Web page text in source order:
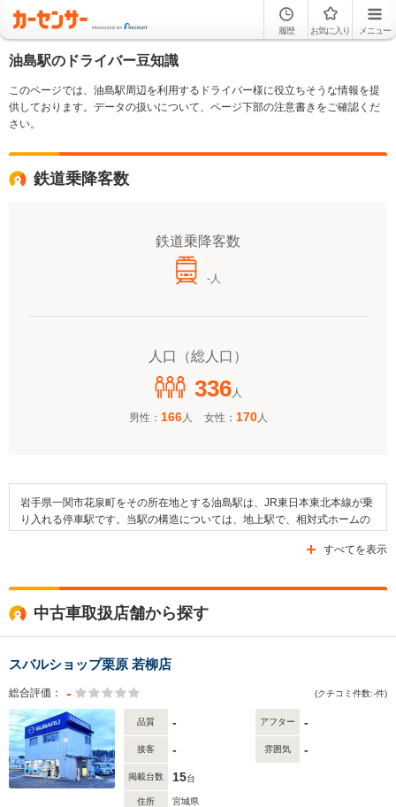
履歴 お気に入り メニュー
油島駅のドライバー豆知識
このページでは、油島駅周辺を利用するドライバー様に役立ちそうな情報を提
供しております。データの扱いについて、ページ下部の注意書きをご確認くだ
さい。
鉄道乗降客数
鉄道乗降客数
-人
人口（総人口）
336人
男性： 166人 女性： 170人
岩手県一関市花泉町をその所在地とする油島駅は、JR東日本東北本線が乗
り入れる停車駅です。当駅の構造については、地上駅で、相対式ホームの
舎側が一ノ関方面で、その反対側が小牛田（こごた）・塩釜方面となって
は、県道183号線や国道342号線（一関街道）といった道路が通っていま
す。田畑が駅の近隣に広がっており、一関市立わくつこども園や一関市立
油島小学校といった施設があります。
すべてを表示
中古車取扱店舗から探す
スバルショップ栗原 若柳店
総合評価： - (クチコミ件数:-件)
品質 - アフター -
接客 - 雰囲気 -
掲載台数 15台
住所 宮城県